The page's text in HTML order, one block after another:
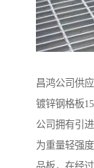
昌鸿公司供
镀锌钢格板
公司拥有引
为重量轻强